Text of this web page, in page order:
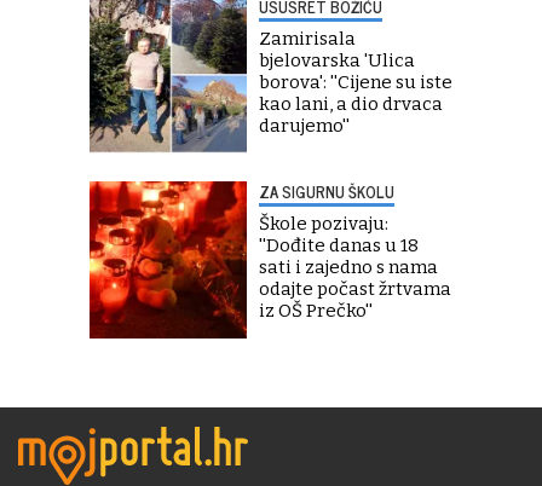
USUSRET BOŽIĆU
Zamirisala
bjelovarska 'Ulica
borova': ''Cijene su iste
kao lani, a dio drvaca
darujemo''
ZA SIGURNU ŠKOLU
Škole pozivaju:
''Dođite danas u 18
sati i zajedno s nama
odajte počast žrtvama
iz OŠ Prečko''